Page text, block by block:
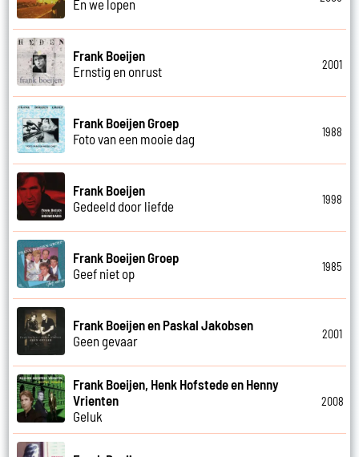
En we lopen
Frank Boeijen
Ernstig en onrust
2001
Frank Boeijen Groep
Foto van een mooie dag
1988
Frank Boeijen
Gedeeld door liefde
1998
Frank Boeijen Groep
Geef niet op
1985
Frank Boeijen en Paskal Jakobsen
Geen gevaar
2001
Frank Boeijen, Henk Hofstede en Henny
Vrienten
Geluk
2008